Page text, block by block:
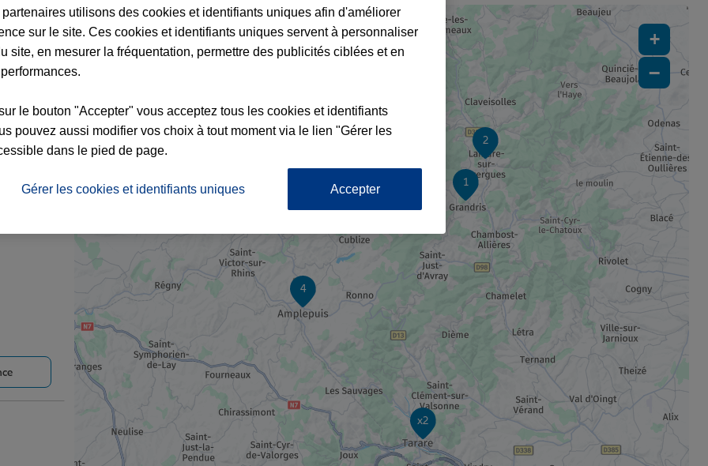
x2
4
2
1
+
−
partenaires utilisons des cookies et identifiants uniques afin d'améliorer
sur le site. Ces cookies et identifiants uniques servent à personnaliser
site, en mesurer la fréquentation, permettre des publicités ciblées et en
le bouton "Accepter" vous acceptez tous les cookies et identifiants
pouvez aussi modifier vos choix à tout moment via le lien "Gérer les
dans le pied de page.
Gérer les cookies et identifiants uniques Accepter